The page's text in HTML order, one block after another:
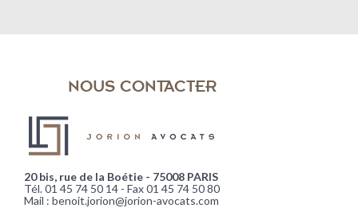
NOUS CONTACTER
20 bis, rue de la Boétie - 75008 PARIS
Tél. 01 45 74 50 14 - Fax 01 45 74 50 80
Mail : benoit.jorion@jorion-avocats.com